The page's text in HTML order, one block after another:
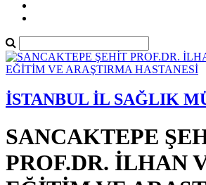
İSTANBUL İL SAĞLIK
SANCAKTEPE
PROF.DR. İLHAN